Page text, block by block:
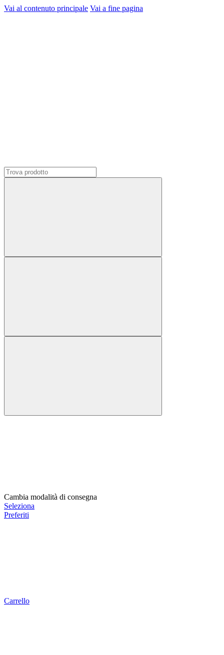
Vai al contenuto principale Vai a fine pagina
Cambia modalità di consegna
Seleziona
Preferiti
Carrello